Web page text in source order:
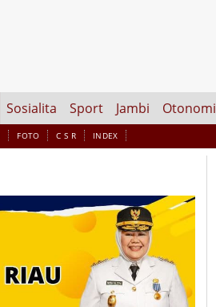
Sosialita Sport Jambi Otonomi
FOTO C S R INDEX